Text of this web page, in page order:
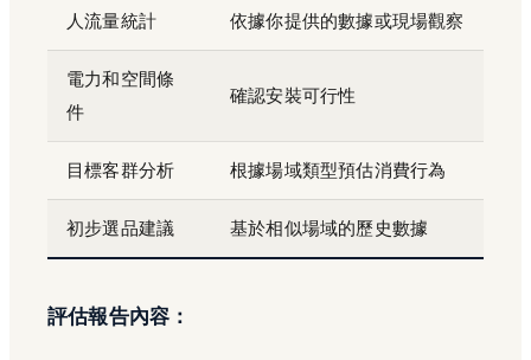
人流量統計 依據你提供的數據或現場觀察
電力和空間條
件
確認安裝可行性
目標客群分析 根據場域類型預估消費行為
初步選品建議 基於相似場域的歷史數據
評估報告內容：